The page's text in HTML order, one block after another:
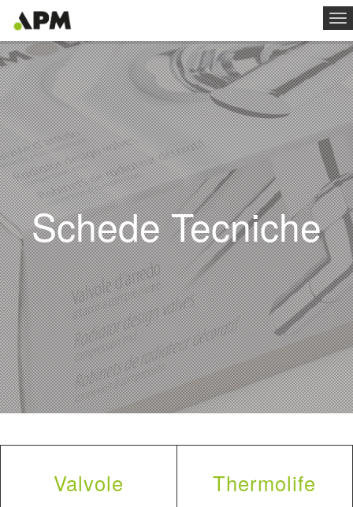
Schede Tecniche
Valvole Thermolife